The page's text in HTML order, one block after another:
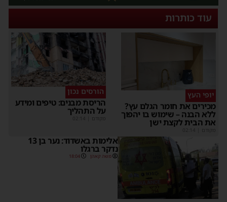
עוד כותרות
יופי העץ
מכירים את חומר הגלם עץ?
ללא הבנה – שימוש בו יהפוך
את הבית לקצת ישן
הורסים נכון
הריסת מבנים: טיפים ומידע
על התהליך
אלימות באשדוד: נער בן 13
נדקר ברגלו
משה קאהן 18:04